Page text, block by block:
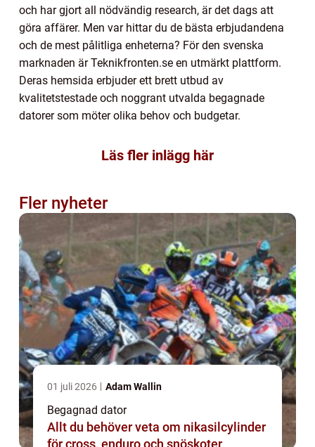
och har gjort all nödvändig research, är det dags att
göra affärer. Men var hittar du de bästa erbjudandena
och de mest pålitliga enheterna? För den svenska
marknaden är Teknikfronten.se en utmärkt plattform.
Deras hemsida erbjuder ett brett utbud av
kvalitetstestade och noggrant utvalda begagnade
datorer som möter olika behov och budgetar.
Läs fler inlägg här
Fler nyheter
01 juli 2026 Adam Wallin
Begagnad dator
Allt du behöver veta om nikasilcylinder
för cross, enduro och snöskoter